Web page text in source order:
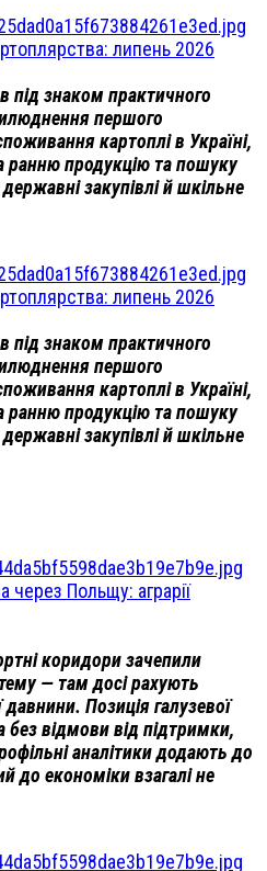
липень 2026
знаком практичного
першого
картоплі в Україні,
ранню продукцію та пошуку
закупівлі й шкільне
липень 2026
знаком практичного
першого
картоплі в Україні,
ранню продукцію та пошуку
закупівлі й шкільне
через Польщу: аграрії
коридори зачепили
— там досі рахують
давнини. Позиція галузевої
без відмови від підтримки,
аналітики додають до
до економіки взагалі не